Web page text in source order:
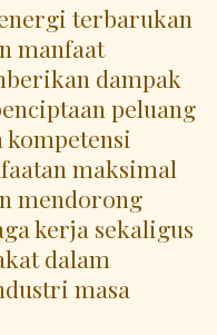
terbarukan
manfaat
dampak
peluang
kompetensi
maksimal
mendorong
kerja sekaligus
dalam
masa